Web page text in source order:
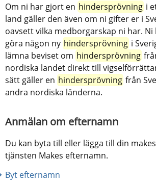
Om ni har gjort en hindersprövning i
land gäller den även om ni gifter er i
oavsett vilka medborgarskap ni har.
göra någon ny hindersprövning i
lämna beviset om hindersprövning
nordiska landet direkt till
sätt gäller en hindersprövning från
andra nordiska länderna.
Anmälan om efternamn
Du kan byta till eller lägga till din
tjänsten Makes efternamn.
Byt efternamn